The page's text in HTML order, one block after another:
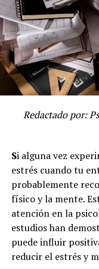
explotar/
salud o educación
tóxicas suelen
comportamientos
su detección:
•Uso de la violencia
físico o verbal es
tóxicas, causando
figura materna.
algunas madres
otro progenitor,
la familia.
•Control absoluto
madre tóxica es
educación de sus
que ellos tomen sus
Redactado por:
Si alguna vez
estrés cuando tu
probablemente
físico y la mente.
atención en la
estudios han
puede influir
reducir el estrés y